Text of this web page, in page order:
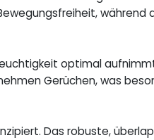
während
optimal
Gerüchen, was
Das robuste,